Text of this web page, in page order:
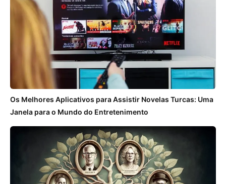
Os Melhores Aplicativos para Assistir Novelas Turcas: Uma
Janela para o Mundo do Entretenimento